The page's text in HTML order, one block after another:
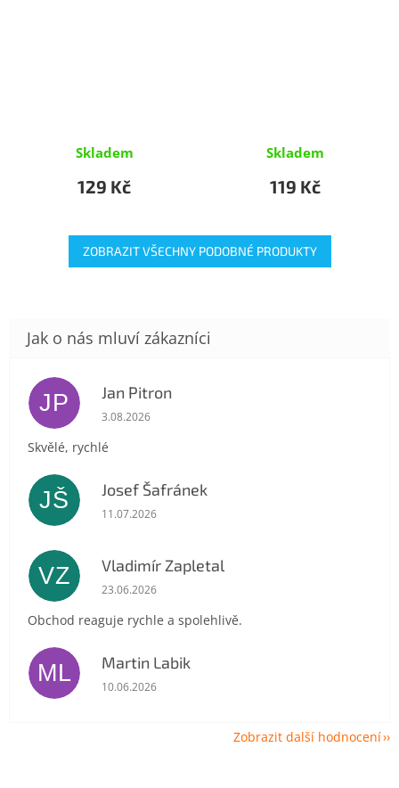
Skladem
129 Kč
Skladem
119 Kč
ZOBRAZIT VŠECHNY PODOBNÉ PRODUKTY
JP Jan Pitron
Hodnocení obchodu je 5 z 5 hvězdiček.
3.08.2026
Skvělé, rychlé
JŠ Josef Šafránek
Hodnocení obchodu je 5 z 5 hvězdiček.
11.07.2026
VZ Vladimír Zapletal
Hodnocení obchodu je 5 z 5 hvězdiček.
23.06.2026
Obchod reaguje rychle a spolehlivě.
ML Martin Labik
Hodnocení obchodu je 5 z 5 hvězdiček.
10.06.2026
Zobrazit další hodnocení